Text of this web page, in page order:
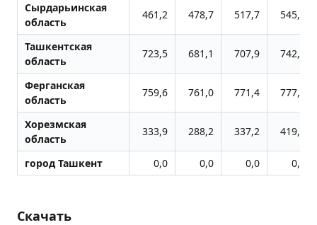
Сырдарьинская
область
461,2 478,7 517,7 545,4
Ташкентская
область
723,5 681,1 707,9 742,5
Ферганская
область
759,6 761,0 771,4 777,7
Хорезмская
область
333,9 288,2 337,2 419,3
город Ташкент 0,0 0,0 0,0 0,0
Скачать